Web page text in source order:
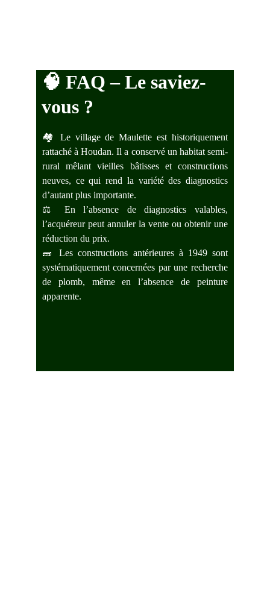
🧠 FAQ – Le saviez-
vous ?
🏘️ Le village de Maulette est historiquement
rattaché à Houdan. Il a conservé un habitat semi-
rural mêlant vieilles bâtisses et constructions
neuves, ce qui rend la variété des diagnostics
d’autant plus importante.
⚖️ En l’absence de diagnostics valables,
l’acquéreur peut annuler la vente ou obtenir une
réduction du prix.
🧱 Les constructions antérieures à 1949 sont
systématiquement concernées par une recherche
de plomb, même en l’absence de peinture
apparente.